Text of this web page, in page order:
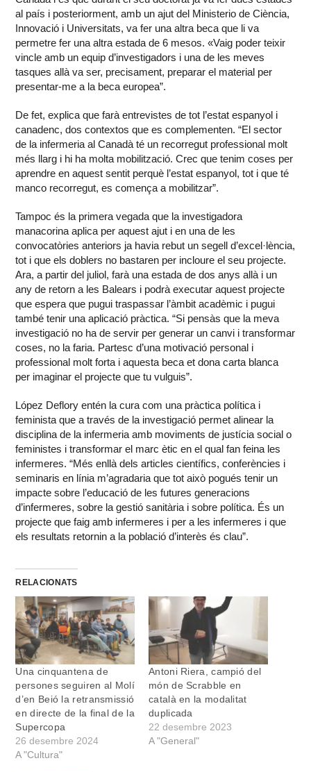
al país i posteriorment, amb un ajut del Ministerio de Ciència,
Innovació i Universitats, va fer una altra beca que li va
permetre fer una altra estada de 6 mesos. «Vaig poder teixir
vincle amb un equip d’investigadors i una de les meves
tasques allà va ser, precisament, preparar el material per
presentar-me a la beca europea”.
De fet, explica que farà entrevistes de tot l’estat espanyol i
canadenc, dos contextos que es complementen. “El sector
de la infermeria al Canadà té un recorregut professional molt
més llarg i hi ha molta mobilització. Crec que tenim coses per
aprendre en aquest sentit perquè l’estat espanyol, tot i que té
manco recorregut, es comença a mobilitzar”.
Tampoc és la primera vegada que la investigadora
manacorina aplica per aquest ajut i en una de les
convocatòries anteriors ja havia rebut un segell d’excel·lència,
tot i que els doblers no bastaren per incloure el seu projecte.
Ara, a partir del juliol, farà una estada de dos anys allà i un
any de retorn a les Balears i podrà executar aquest projecte
que espera que pugui traspassar l’àmbit acadèmic i pugui
també tenir una aplicació pràctica. “Si pensàs que la meva
investigació no ha de servir per generar un canvi i transformar
coses, no la faria. Partesc d’una motivació personal i
professional molt forta i aquesta beca et dona carta blanca
per imaginar el projecte que tu vulguis”.
López Deflory entén la cura com una pràctica política i
feminista que a través de la investigació permet alinear la
disciplina de la infermeria amb moviments de justícia social o
feministes i transformar el marc ètic en el qual fan feina les
infermeres. “Més enllà dels articles científics, conferències i
seminaris en línia m’agradaria que tot això pogués tenir un
impacte sobre l’educació de les futures generacions
d’infermeres, sobre la gestió sanitària i sobre política. És un
projecte que faig amb infermeres i per a les infermeres i que
els resultats retornin a la població d’interès és clau”.
RELACIONATS
Una cinquantena de
persones seguiren al Molí
d’en Beió la retransmissió
en directe de la final de la
Supercopa
26 desembre 2024
A "Cultura"
Antoni Riera, campió del
món de Scrabble en
català en la modalitat
duplicada
22 desembre 2023
A "General"